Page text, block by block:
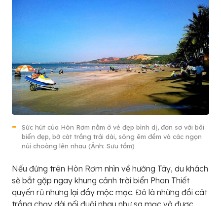
Sức hút của Hòn Rơm nằm ở vẻ đẹp bình dị, đơn sơ với bãi
biển đẹp, bờ cát trắng trải dài, sóng êm đềm và các ngọn
núi choàng lên nhau (Ảnh: Sưu tầm)
Nếu đứng trên Hòn Rơm nhìn về hướng Tây, du khách
sẽ bắt gặp ngay khung cảnh trời biển Phan Thiết
quyến rũ nhưng lại đầy mộc mạc. Đó là những đồi cát